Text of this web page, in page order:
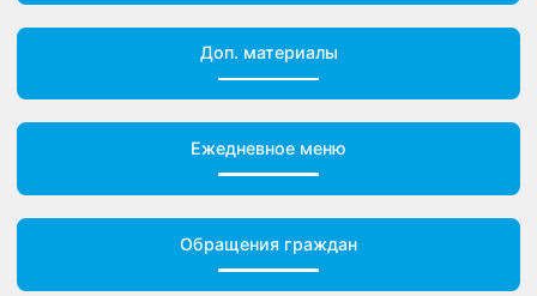
Доп. материалы
Ежедневное меню